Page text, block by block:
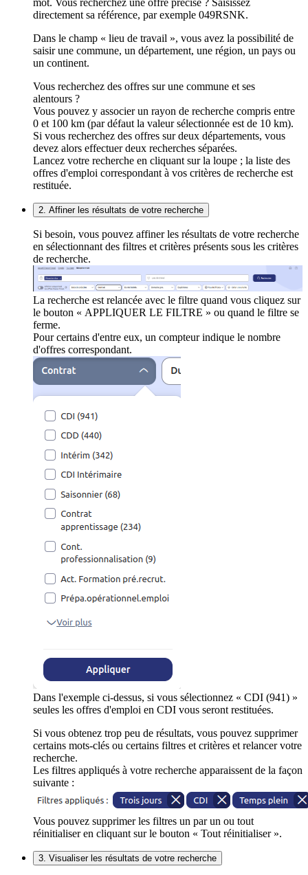
mot. Vous recherchez une offre précise ? Saisissez
directement sa référence, par exemple 049RSNK.
Dans le champ « lieu de travail », vous avez la possibilité de
saisir une commune, un département, une région, un pays ou
un continent.
Vous recherchez des offres sur une commune et ses
alentours ?
Vous pouvez y associer un rayon de recherche compris entre
0 et 100 km (par défaut la valeur sélectionnée est de 10 km).
Si vous recherchez des offres sur deux départements, vous
devez alors effectuer deux recherches séparées.
Lancez votre recherche en cliquant sur la loupe ; la liste des
offres d'emploi correspondant à vos critères de recherche est
restituée.
2. Affiner les résultats de votre recherche
Si besoin, vous pouvez affiner les résultats de votre recherche
en sélectionnant des filtres et critères présents sous les critères
de recherche.
La recherche est relancée avec le filtre quand vous cliquez sur
le bouton « APPLIQUER LE FILTRE » ou quand le filtre se
ferme.
Pour certains d'entre eux, un compteur indique le nombre
d'offres correspondant.
Dans l'exemple ci-dessus, si vous sélectionnez « CDI (941) »
seules les offres d'emploi en CDI vous seront restituées.
Si vous obtenez trop peu de résultats, vous pouvez supprimer
certains mots-clés ou certains filtres et critères et relancer votre
recherche.
Les filtres appliqués à votre recherche apparaissent de la façon
suivante :
Vous pouvez supprimer les filtres un par un ou tout
réinitialiser en cliquant sur le bouton « Tout réinitialiser ».
3. Visualiser les résultats de votre recherche